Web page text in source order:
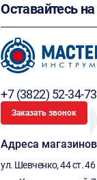
Оставайтесь
+7 (3822) 52-34-73
Заказать звонок
Адреса
ул. Шевченко, 44 ст. 46